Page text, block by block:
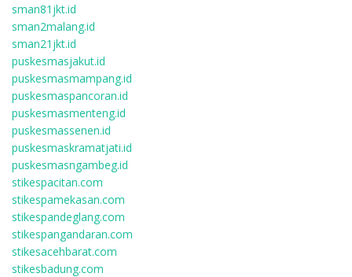
sman81jkt.id
sman2malang.id
sman21jkt.id
puskesmasjakut.id
puskesmasmampang.id
puskesmaspancoran.id
puskesmasmenteng.id
puskesmassenen.id
puskesmaskramatjati.id
puskesmasngambeg.id
stikespacitan.com
stikespamekasan.com
stikespandeglang.com
stikespangandaran.com
stikesacehbarat.com
stikesbadung.com